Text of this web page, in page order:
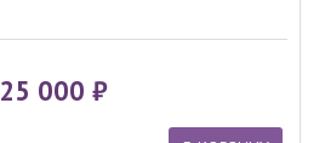
25 000